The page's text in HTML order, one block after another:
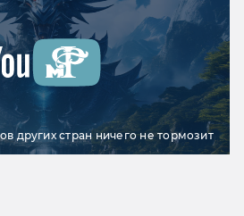
других стран ничего не тормозит